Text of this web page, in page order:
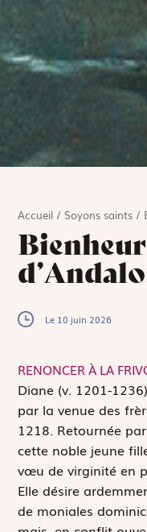
Accueil / Soyons saints /
d’Andalo
Le 10 juin 2026
RENONCER À LA
Diane (v. 1201-
par la venue des
1218. Retournée
cette noble jeune
vœu de virginité en
Elle désire
de moniales